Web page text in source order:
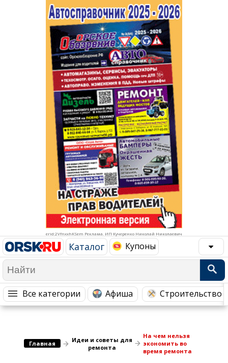
erid:2VfnxxhKSem Реклама. ИП Кучеренко Николай Николаевич
Каталог Купоны
Все категории Афиша Строительство
Строительство и ремонт
Авто и мото
Рестораны, кафе, бары
Развлечения и отдых
Спорт Фитнес
Недвижимость
Красота Косметология
Медицина Здоровье
Путешествия, Туризм
Гостиницы
Образование
Бытовые услуги
Телекоммуникации и связь
Торговля
Бизнес и финансы
Юристы, Экспертиза, Страхование
Ремонт
Социальные организации
Это интересно
Администрация
Промышленность
Сельское хозяйство
Ветеринария, Зоотовары
Курьерская служба, Службы до...
Популярное →
Строительство и ремонт
Главная
Идеи и советы для
ремонта
На чем нельзя
экономить во
время ремонта